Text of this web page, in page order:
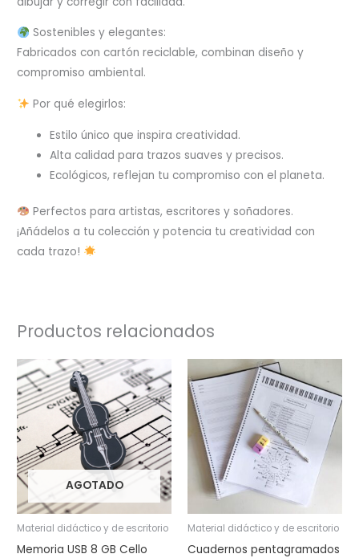
Sostenibles y elegantes:
Fabricados con cartón reciclable, combinan diseño y
compromiso ambiental.
Por qué elegirlos:
Estilo único que inspira creatividad.
Alta calidad para trazos suaves y precisos.
Ecológicos, reflejan tu compromiso con el planeta.
Perfectos para artistas, escritores y soñadores.
¡Añádelos a tu colección y potencia tu creatividad con
cada trazo!
Productos relacionados
AGOTADO
Material didáctico y de escritorio
Memoria USB 8 GB Cello
Material didáctico y de escritorio
Cuadernos pentagramados